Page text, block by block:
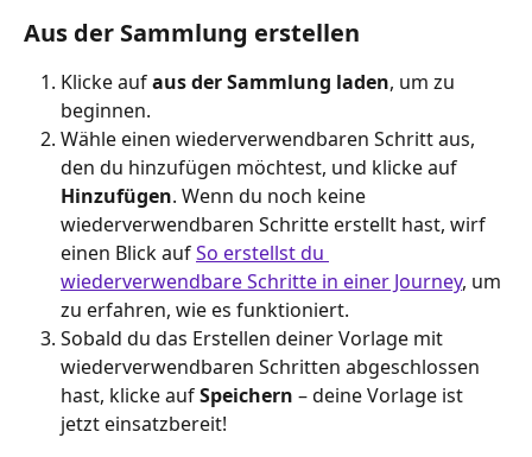
Aus der Sammlung erstellen
Klicke auf aus der Sammlung laden, um zu
beginnen.
Wähle einen wiederverwendbaren Schritt aus,
den du hinzufügen möchtest, und klicke auf
Hinzufügen. Wenn du noch keine
wiederverwendbaren Schritte erstellt hast, wirf
einen Blick auf So erstellst du
wiederverwendbare Schritte in einer Journey, um
zu erfahren, wie es funktioniert.
Sobald du das Erstellen deiner Vorlage mit
wiederverwendbaren Schritten abgeschlossen
hast, klicke auf Speichern – deine Vorlage ist
jetzt einsatzbereit!